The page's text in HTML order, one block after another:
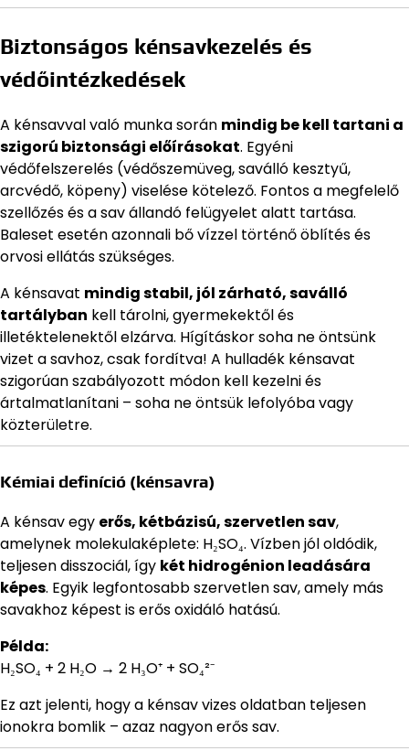
Biztonságos kénsavkezelés és
védőintézkedések
A kénsavval való munka során mindig be kell tartani a
szigorú biztonsági előírásokat. Egyéni
védőfelszerelés (védőszemüveg, saválló kesztyű,
arcvédő, köpeny) viselése kötelező. Fontos a megfelelő
szellőzés és a sav állandó felügyelet alatt tartása.
Baleset esetén azonnali bő vízzel történő öblítés és
orvosi ellátás szükséges.
A kénsavat mindig stabil, jól zárható, saválló
tartályban kell tárolni, gyermekektől és
illetéktelenektől elzárva. Hígításkor soha ne öntsünk
vizet a savhoz, csak fordítva! A hulladék kénsavat
szigorúan szabályozott módon kell kezelni és
ártalmatlanítani – soha ne öntsük lefolyóba vagy
közterületre.
Kémiai definíció (kénsavra)
A kénsav egy erős, kétbázisú, szervetlen sav,
amelynek molekulaképlete: H₂SO₄. Vízben jól oldódik,
teljesen disszociál, így két hidrogénion leadására
képes. Egyik legfontosabb szervetlen sav, amely más
savakhoz képest is erős oxidáló hatású.
Példa:
H₂SO₄ + 2 H₂O → 2 H₃O⁺ + SO₄²⁻
Ez azt jelenti, hogy a kénsav vizes oldatban teljesen
ionokra bomlik – azaz nagyon erős sav.